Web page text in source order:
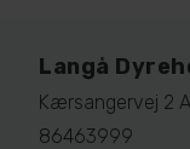
Langå
Kærsangervej 2
86463999